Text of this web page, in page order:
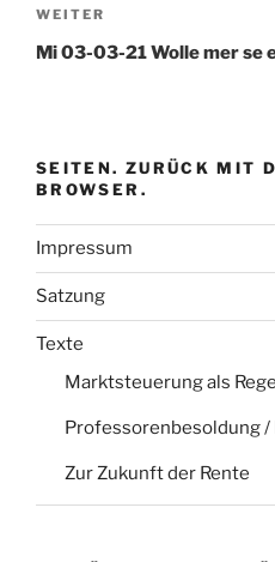
Nächster
Beitrag
WEITER
Mi 03-03-21 Wolle mer se
SEITEN. ZURÜCK MIT
BROWSER.
Impressum
Satzung
Texte
Marktsteuerung als
Professorenbesoldung
Zur Zukunft der Rente